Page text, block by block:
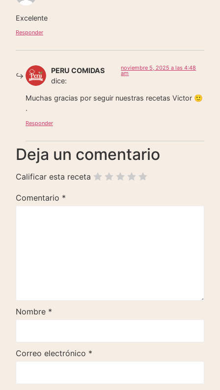
Excelente
Responder
PERU COMIDAS
dice:
noviembre 5, 2025 a las 4:48
am
Muchas gracias por seguir nuestras recetas Victor 🙂
.
Responder
Deja un comentario
Calificar esta receta
Comentario *
Nombre *
Correo electrónico *